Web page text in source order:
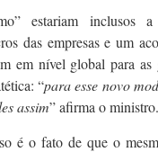
estariam inclusos
das empresas e um
em nível global para as
“para esse novo
assim” afirma o ministro.
é o fato de que o